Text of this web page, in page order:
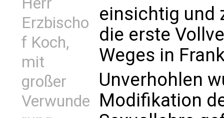
Erzbischo
f Koch,
mit
großer
Verwunde
einsichtig und
die erste
Weges in
Unverhohlen
Modifikation